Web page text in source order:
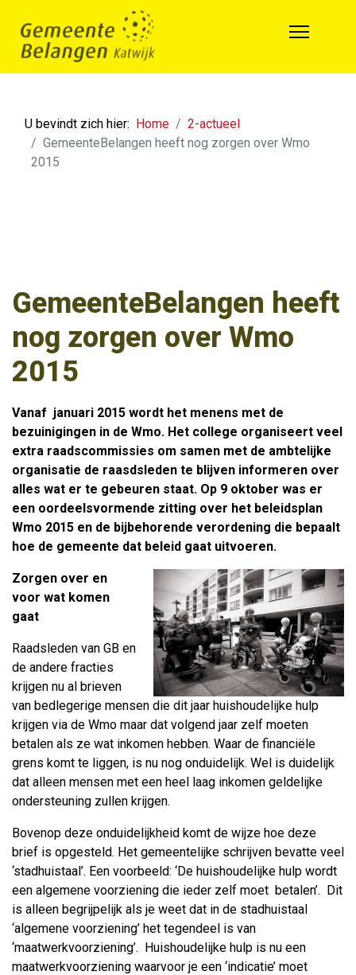
U bevindt zich hier: Home
2-actueel
GemeenteBelangen heeft nog zorgen over Wmo
2015
GemeenteBelangen heeft
nog zorgen over Wmo
2015
Vanaf januari 2015 wordt het menens met de
bezuinigingen in de Wmo. Het college organiseert veel
extra raadscommissies om samen met de ambtelijke
organisatie de raasdsleden te blijven informeren over
alles wat er te gebeuren staat. Op 9 oktober was er
een oordeelsvormende zitting over het beleidsplan
Wmo 2015 en de bijbehorende verordening die bepaalt
hoe de gemeente dat beleid gaat uitvoeren.
Zorgen over en
voor wat komen
gaat
Raadsleden van GB en
de andere fracties
krijgen nu al brieven
van bedlegerige mensen die dit jaar huishoudelijke hulp
krijgen via de Wmo maar dat volgend jaar zelf moeten
betalen als ze wat inkomen hebben. Waar de financiële
grens komt te liggen, is nu nog onduidelijk. Wel is duidelijk
dat alleen mensen met een heel laag inkomen geldelijke
ondersteuning zullen krijgen.
Bovenop deze onduidelijkheid komt de wijze hoe deze
brief is opgesteld. Het gemeentelijke schrijven bevatte veel
‘stadhuistaal’. Een voorbeeld: ‘De huishoudelijke hulp wordt
een algemene voorziening die ieder zelf moet betalen’. Dit
is alleen begrijpelijk als je weet dat in de stadhuistaal
‘algemene voorziening’ het tegendeel is van
‘maatwerkvoorziening’. Huishoudelijke hulp is nu een
maatwerkvoorziening waarvoor je een ‘indicatie’ moet